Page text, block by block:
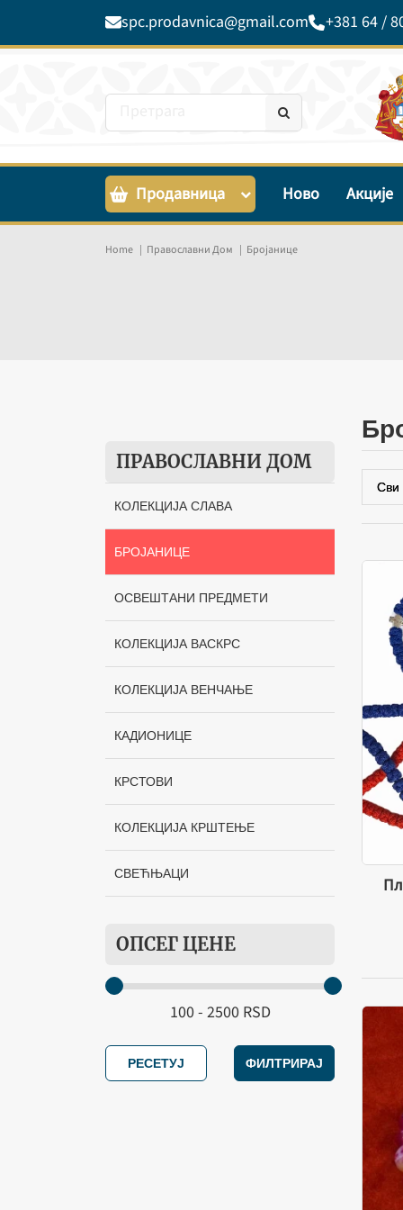
spc.prodavnica@gmail.com +381 64 /
Продавница Ново Акције
Home Православни Дом Бројанице
ПРАВОСЛАВНИ ДОМ
КОЛЕКЦИЈА СЛАВА
БРОЈАНИЦЕ
ОСВЕШТАНИ ПРЕДМЕТИ
КОЛЕКЦИЈА ВАСКРС
КОЛЕКЦИЈА ВЕНЧАЊЕ
КАДИОНИЦЕ
КРСТОВИ
КОЛЕКЦИЈА КРШТЕЊЕ
СВЕЋЊАЦИ
ОПСЕГ ЦЕНЕ
РЕСЕТУЈ ФИЛТРИРАЈ